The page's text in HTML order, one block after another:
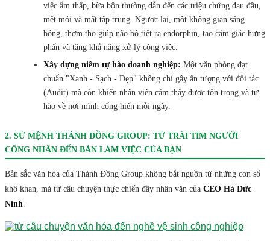
việc ẩm thấp, bừa bộn thường dẫn đến các triệu chứng đau đầu,
mệt mỏi và mất tập trung. Ngược lại, một không gian sáng
bóng, thơm tho giúp não bộ tiết ra endorphin, tạo cảm giác hưng
phấn và tăng khả năng xử lý công việc.
Xây dựng niềm tự hào doanh nghiệp: Một văn phòng đạt
chuẩn "Xanh - Sạch - Đẹp" không chỉ gây ấn tượng với đối tác
(Audit) mà còn khiến nhân viên cảm thấy được tôn trọng và tự
hào về nơi mình cống hiến mỗi ngày.
2. SỨ MỆNH THÀNH ĐỒNG GROUP: TỪ TRÁI TIM NGƯỜI
CÔNG NHÂN ĐẾN BÀN LÀM VIỆC CỦA BẠN
Bản sắc văn hóa của Thành Đồng Group không bắt nguồn từ những con số
khô khan, mà từ câu chuyện thực chiến đầy nhân văn của CEO Hà Đức
Ninh.